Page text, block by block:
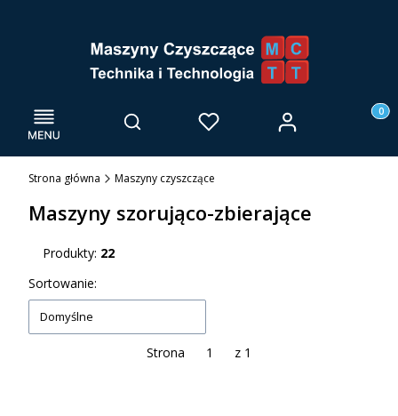
Menu Otwórz wyszukiwarkę
Szukaj Ulubione Zaloguj się
Strona główna Maszyny czyszczące
Maszyny szorująco-zbierające
Produkty: 22
Lista produktów
Sortowanie:
Domyślne
Strona z 1